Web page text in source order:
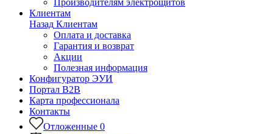
Производителям электрощитов
Клиентам
Назад Клиентам
Оплата и доставка
Гарантия и возврат
Акции
Полезная информация
Конфигуратор ЭУИ
Портал B2B
Карта профессионала
Контакты
Отложенные 0